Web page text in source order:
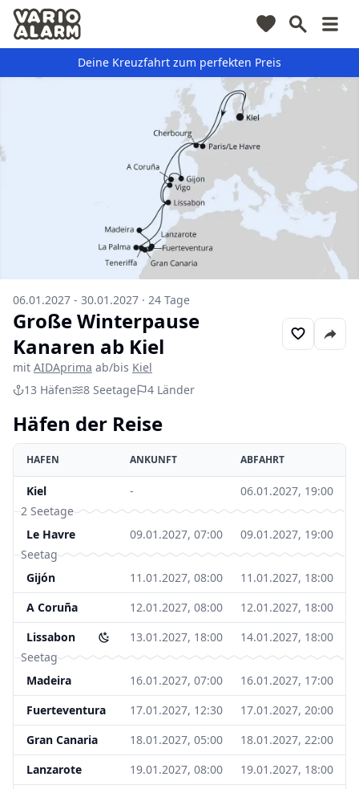
Deine Kreuzfahrt zum perfekten Preis
06.01.2027 - 30.01.2027 · 24 Tage
Große Winterpause
Kanaren ab Kiel
mit AIDAprima ab/bis Kiel
13 Häfen 8 Seetage 4 Länder
Häfen der Reise
HAFEN ANKUNFT ABFAHRT
Kiel -
06.01.2027, 19:00
2 Seetage
Le Havre
09.01.2027, 07:00
09.01.2027, 19:00
Seetag
Gijón
11.01.2027, 08:00
11.01.2027, 18:00
A Coruña
12.01.2027, 08:00
12.01.2027, 18:00
Lissabon
13.01.2027, 18:00
14.01.2027, 18:00
Seetag
Madeira
16.01.2027, 07:00
16.01.2027, 17:00
Fuerteventura
17.01.2027, 12:30
17.01.2027, 20:00
Gran Canaria
18.01.2027, 05:00
18.01.2027, 22:00
Lanzarote
19.01.2027, 08:00
19.01.2027, 18:00